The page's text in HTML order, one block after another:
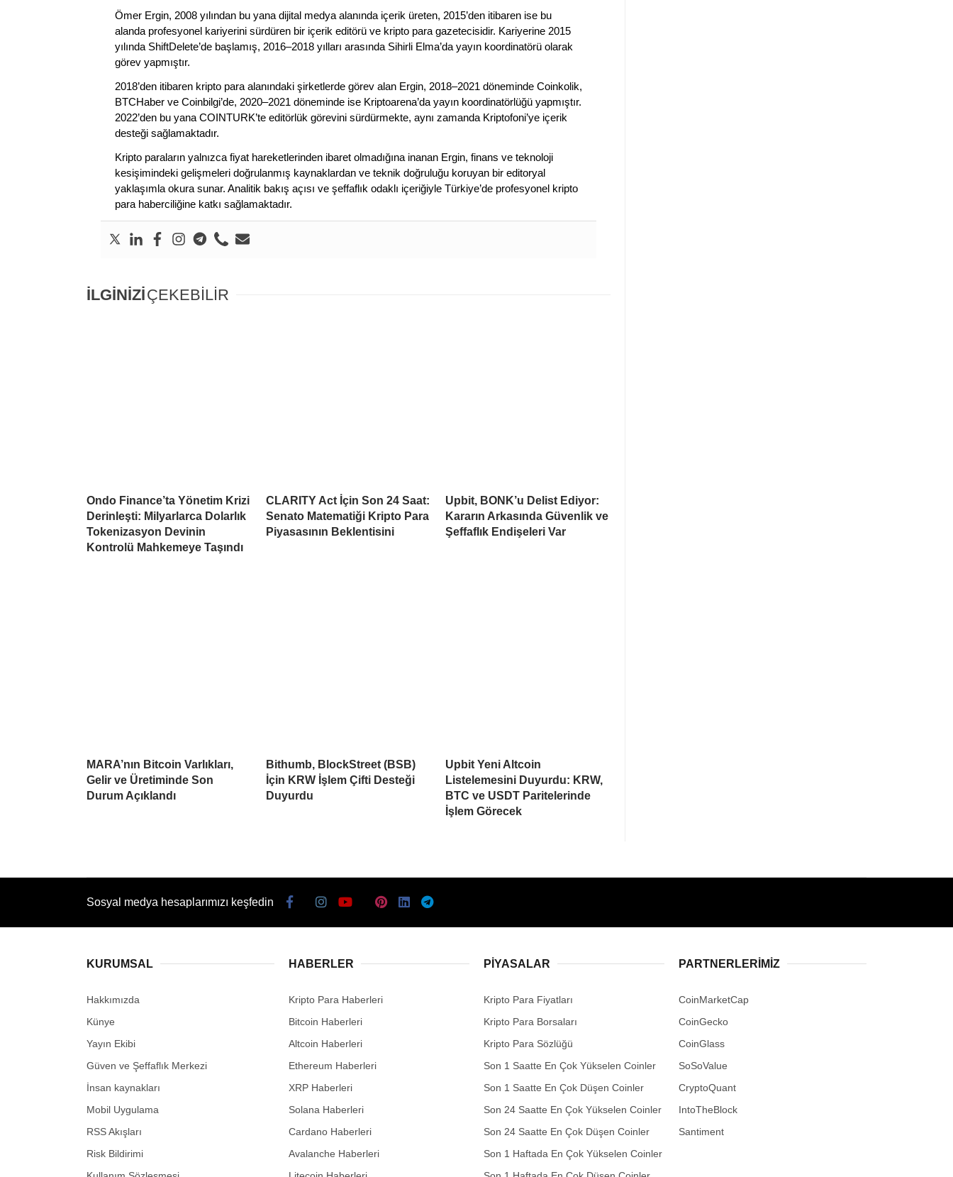
Ömer Ergin, 2008 yılından bu yana dijital medya alanında içerik üreten, 2015’den itibaren ise bu
alanda profesyonel kariyerini sürdüren bir içerik editörü ve kripto para gazetecisidir. Kariyerine 2015
yılında ShiftDelete’de başlamış, 2016–2018 yılları arasında Sihirli Elma’da yayın koordinatörü olarak
görev yapmıştır.
2018’den itibaren kripto para alanındaki şirketlerde görev alan Ergin, 2018–2021 döneminde Coinkolik,
BTCHaber ve Coinbilgi’de, 2020–2021 döneminde ise Kriptoarena’da yayın koordinatörlüğü yapmıştır.
2022’den bu yana COINTURK’te editörlük görevini sürdürmekte, aynı zamanda Kriptofoni’ye içerik
desteği sağlamaktadır.
Kripto paraların yalnızca fiyat hareketlerinden ibaret olmadığına inanan Ergin, finans ve teknoloji
kesişimindeki gelişmeleri doğrulanmış kaynaklardan ve teknik doğruluğu koruyan bir editoryal
yaklaşımla okura sunar. Analitik bakış açısı ve şeffaflık odaklı içeriğiyle Türkiye’de profesyonel kripto
para haberciliğine katkı sağlamaktadır.
İLGİNİZİÇEKEBİLİR
Ondo Finance’ta Yönetim Krizi
Derinleşti: Milyarlarca Dolarlık
Tokenizasyon Devinin
Kontrolü Mahkemeye Taşındı
CLARITY Act İçin Son 24 Saat:
Senato Matematiği Kripto Para
Piyasasının Beklentisini
Upbit, BONK’u Delist Ediyor:
Kararın Arkasında Güvenlik ve
Şeffaflık Endişeleri Var
MARA’nın Bitcoin Varlıkları,
Gelir ve Üretiminde Son
Durum Açıklandı
Bithumb, BlockStreet (BSB)
İçin KRW İşlem Çifti Desteği
Duyurdu
Upbit Yeni Altcoin
Listelemesini Duyurdu: KRW,
BTC ve USDT Paritelerinde
İşlem Görecek
Sosyal medya hesaplarımızı keşfedin
KURUMSAL
Hakkımızda
Künye
Yayın Ekibi
Güven ve Şeffaflık Merkezi
İnsan kaynakları
Mobil Uygulama
RSS Akışları
Risk Bildirimi
HABERLER
Kripto Para Haberleri
Bitcoin Haberleri
Altcoin Haberleri
Ethereum Haberleri
XRP Haberleri
Solana Haberleri
Cardano Haberleri
Avalanche Haberleri
PIYASALAR
Kripto Para Fiyatları
Kripto Para Borsaları
Kripto Para Sözlüğü
Son 1 Saatte En Çok Yükselen Coinler
Son 1 Saatte En Çok Düşen Coinler
Son 24 Saatte En Çok Yükselen Coinler
Son 24 Saatte En Çok Düşen Coinler
Son 1 Haftada En Çok Yükselen Coinler
PARTNERLERIMIZ
CoinMarketCap
CoinGecko
CoinGlass
SoSoValue
CryptoQuant
IntoTheBlock
Santiment